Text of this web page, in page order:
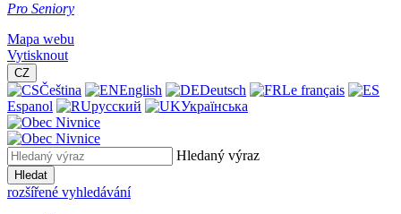
Pro Seniory
Mapa webu
Vytisknout
CZ
Čeština English Deutsch
Le français
Espanol
русский Українська
Hledaný výraz
Hledat
rozšířené vyhledávání